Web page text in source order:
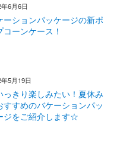
6月6日
ーションパッケージの新ポ
コーンケース！
5月19日
っきり楽しみたい！夏休み
すすめのバケーションパッ
ジをご紹介します☆